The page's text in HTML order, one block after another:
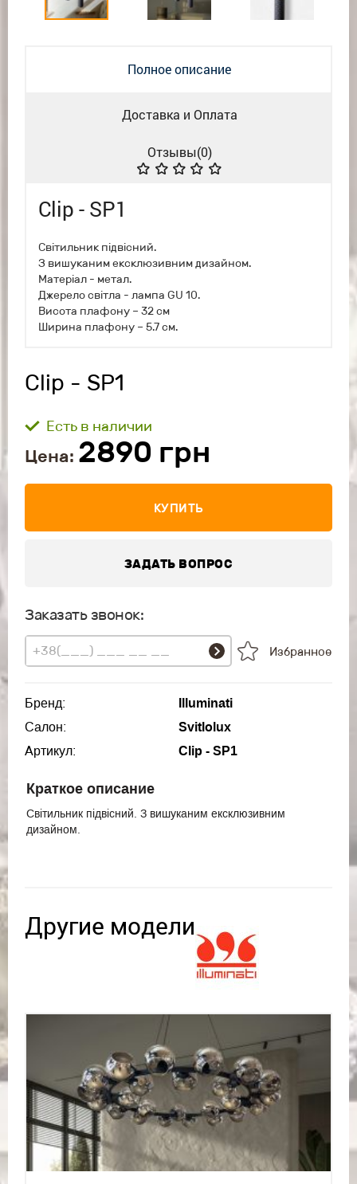
Полное описание
Доставка и Оплата
Отзывы(0)
Clip - SP1
Світильник підвісний.
З вишуканим ексклюзивним дизайном.
Матеріал - метал.
Джерело світла - лампа GU 10.
Висота плафону – 32 см
Ширина плафону – 5.7 см.
Clip - SP1
Есть в наличии
Цена: 2890 грн
КУПИТЬ
ЗАДАТЬ ВОПРОС
Заказать звонок:
Избранное
Бренд:
Illuminati
Салон:
Svitlolux
Артикул:
Clip - SP1
Краткое описание
Світильник підвісний. З вишуканим ексклюзивним
дизайном.
Другие модели